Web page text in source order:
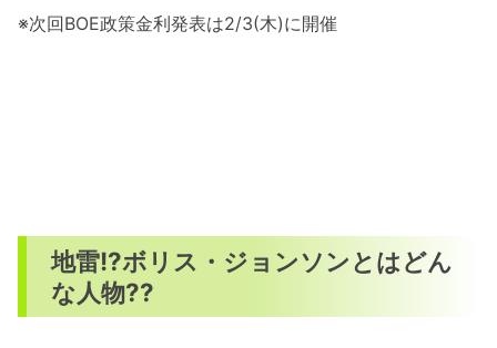
※次回BOE政策金利発表は2/3(木)に開催
地雷!?ボリス・ジョンソンとはどん
な人物??